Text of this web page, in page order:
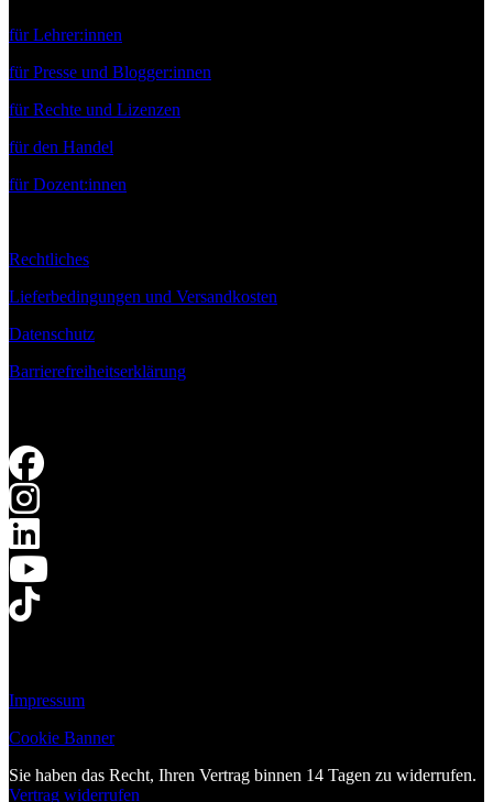
für Lehrer:innen
für Presse und Blogger:innen
für Rechte und Lizenzen
für den Handel
für Dozent:innen
Rechtliches
Lieferbedingungen und Versandkosten
Datenschutz
Barrierefreiheitserklärung
Impressum
Cookie Banner
Sie haben das Recht, Ihren Vertrag binnen 14 Tagen zu widerrufen.
Vertrag widerrufen